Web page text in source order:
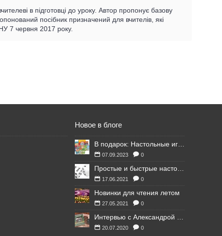
в підготовці до уроку. Автор пропонує базову
посібник призначений для вчителів, які
7 червня 2017 року.
Новое в блоге
07.09.2023 0
17.06.2021 0
Новинки для чтения летом
27.05.2021 0
20.07.2020 0